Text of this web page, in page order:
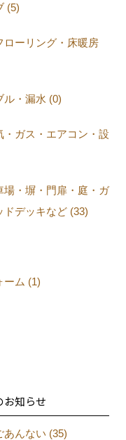
(5)
ローリング・床暖房
ル・漏水 (0)
・ガス・エアコン・設
場・塀・門扉・庭・ガ
ドデッキなど (33)
ーム (1)
お知らせ
あんない (35)